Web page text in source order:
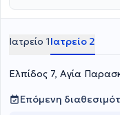
της Αθήνας και το άλλο
Δάφνης" του ομίλου
συνεργάτης του Ιατρικού
δίνει μεγάλη έμφαση
κλινικών καταστάσεων, όπως: • Χρόνια και
ανεπάρκεια • Αναιμία
υπέρταση • Κολικός
Ιατρείο 1Ιατρείο 2
Ελπίδος 7, Αγία
Επόμενη